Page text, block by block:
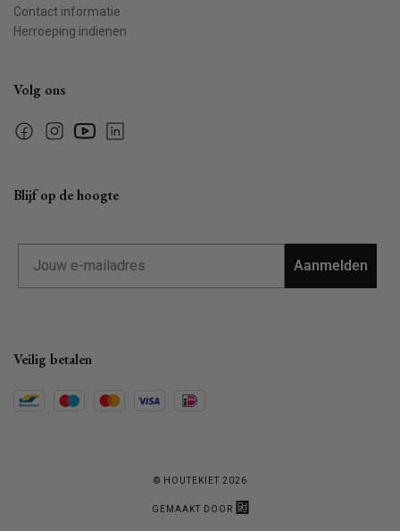
Contact informatie
Herroeping indienen
Volg ons
FacebookInstagramYouTubeLinkedin
Blijf op de hoogte
Aanmelden
Veilig betalen
© HOUTEKIET 2026
GEMAAKT DOOR